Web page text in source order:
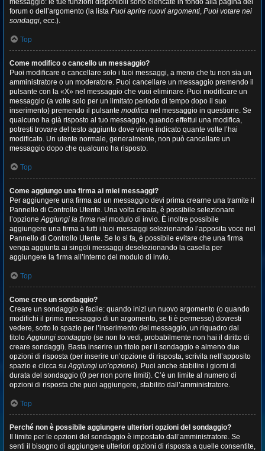
messaggio: le tue funzioni disponibili sono elencate in fondo alla pagina del
forum o dell’argomento (la lista Puoi aprire nuovi argomenti, Puoi votare nei
sondaggi, ecc.).
Top
Come modifico o cancello un messaggio?
Puoi modificare o cancellare solo i tuoi messaggi, a meno che tu non sia un
amministratore o un moderatore. Puoi cancellare un messaggio premendo il
pulsante con la «X» nel messaggio che vuoi eliminare. Puoi modificare un
messaggio (a volte solo per un limitato periodo di tempo dopo il suo
inserimento) premendo il pulsante modifica nel messaggio in questione. Se
qualcuno ha già risposto al tuo messaggio, quando effettui una modifica,
potresti trovare del testo aggiunto dove viene indicato quante volte l’hai
modificato. Un utente normale, generalmente, non può cancellare un
messaggio dopo che qualcuno ha risposto.
Top
Come aggiungo una firma ai miei messaggi?
Per aggiungere una firma ad un messaggio devi prima crearne una tramite il
Pannello di Controllo Utente. Una volta creata, è possibile selezionare
l’opzioneAggiungi la firma nel modulo di invio. È inoltre possibile
aggiungere una firma a tutti i tuoi messaggi selezionando l’apposita voce nel
Pannello di Controllo Utente. Se lo si fa, è possibile evitare che una firma
venga aggiunta ai singoli messaggi deselezionando la casella per
aggiungere la firma all’interno del modulo di invio.
Top
Come creo un sondaggio?
Creare un sondaggio è facile: quando inizi un nuovo argomento (o quando
modifichi il primo messaggio di un argomento, se ti è permesso) dovresti
vedere, sotto lo spazio per l’inserimento del messaggio, un riquadro dal
titoloAggiungi sondaggio (se non lo vedi, probabilmente non hai il diritto di
creare sondaggi). Basta inserire un titolo per il sondaggio e almeno due
opzioni di risposta (per inserire un’opzione di risposta, scrivila nell’apposito
spazio e clicca suAggiungi un’opzione). Puoi anche stabilire i giorni di
durata del sondaggio (0 per non porre limiti). C’è un limite al numero di
opzioni di risposta che puoi aggiungere, stabilito dall’amministratore.
Top
Perché non è possibile aggiungere ulteriori opzioni del sondaggio?
Il limite per le opzioni del sondaggio è impostato dall’amministratore. Se
senti il bisogno di aggiungere ulteriori opzioni di risposta a quelle consentite,